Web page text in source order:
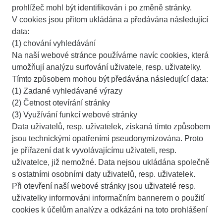
prohlížeč mohl být identifikován i po změně stránky.
V cookies jsou přitom ukládána a předávána následující
data:
(1) chování vyhledávání
Na naší webové stránce používáme navíc cookies, která
umožňují analýzu surfování uživatele, resp. uživatelky.
Tímto způsobem mohou být předávána následující data:
(1) Zadané vyhledávané výrazy
(2) Četnost otevírání stránky
(3) Využívání funkcí webové stránky
Data uživatelů, resp. uživatelek, získaná tímto způsobem
jsou technickými opatřeními pseudonymizována. Proto
je přiřazení dat k vyvolávajícímu uživateli, resp.
uživatelce, již nemožné. Data nejsou ukládána společně
s ostatními osobními daty uživatelů, resp. uživatelek.
Při otevření naší webové stránky jsou uživatelé resp.
uživatelky informováni informačním bannerem o použití
cookies k účelům analýzy a odkázáni na toto prohlášení